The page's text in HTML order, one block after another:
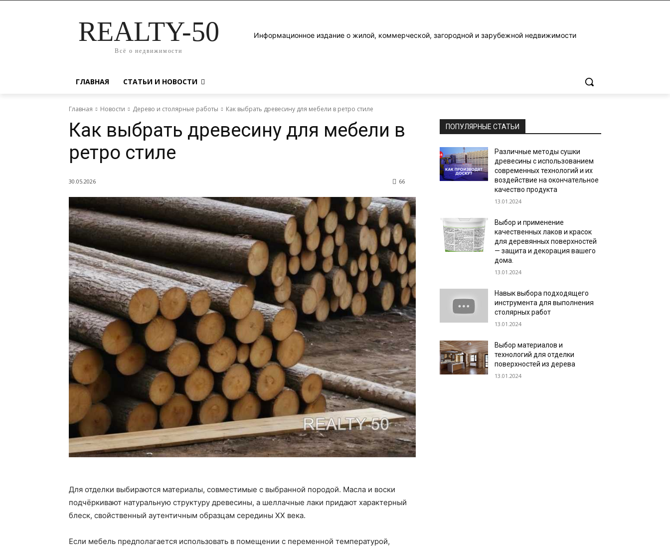
REALTY-50
Всё о недвижимости
Информационное издание о жилой, коммерческой, загородной и зарубежной недвижимости
ГЛАВНАЯ СТАТЬИ И НОВОСТИ
Главная Новости Дерево и столярные работы Как выбрать древесину для мебели в ретро стиле
Как выбрать древесину для мебели в
ретро стиле
30.05.2026 66
Для отделки выбираются материалы, совместимые с выбранной породой. Масла и воски
подчёркивают натуральную структуру древесины, а шеллачные лаки придают характерный
блеск, свойственный аутентичным образцам середины XX века.
Если мебель предполагается использовать в помещении с переменной температурой,
ПОПУЛЯРНЫЕ СТАТЬИ
Различные методы сушки
древесины с использованием
современных технологий и их
воздействие на окончательное
качество продукта
13.01.2024
Выбор и применение
качественных лаков и красок
для деревянных поверхностей
— защита и декорация вашего
дома.
13.01.2024
Навык выбора подходящего
инструмента для выполнения
столярных работ
13.01.2024
Выбор материалов и
технологий для отделки
поверхностей из дерева
13.01.2024